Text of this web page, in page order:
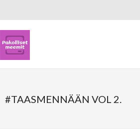
#TAASMENNÄÄN VOL 2.